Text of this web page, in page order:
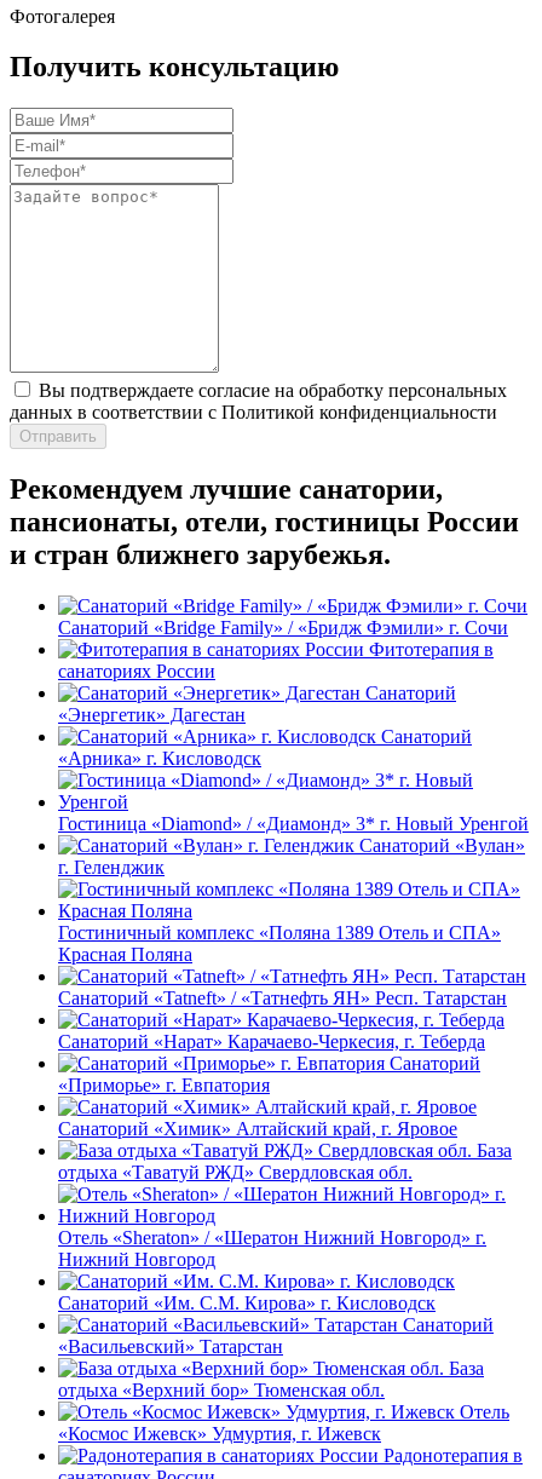
Фотогалерея
Получить консультацию
Вы подтверждаете согласие на обработку персональных
данных в соответствии с Политикой конфиденциальности
Отправить
Рекомендуем лучшие санатории,
пансионаты, отели, гостиницы России
и стран ближнего зарубежья.
Санаторий «Bridge Family» / «Бридж Фэмили» г. Сочи
Фитотерапия в
санаториях России
Санаторий
«Энергетик» Дагестан
Санаторий
«Арника» г. Кисловодск
Гостиница «Diamond» / «Диамонд» 3* г. Новый Уренгой
Санаторий «Вулан»
г. Геленджик
Гостиничный комплекс «Поляна 1389 Отель и СПА»
Красная Поляна
Санаторий «Tatneft» / «Татнефть ЯН» Респ. Татарстан
Санаторий «Нарат» Карачаево-Черкесия, г. Теберда
Санаторий
«Приморье» г. Евпатория
Санаторий «Химик» Алтайский край, г. Яровое
База
отдыха «Таватуй РЖД» Свердловская обл.
Отель «Sheraton» / «Шератон Нижний Новгород» г.
Нижний Новгород
Санаторий «Им. С.М. Кирова» г. Кисловодск
Санаторий
«Васильевский» Татарстан
База
отдыха «Верхний бор» Тюменская обл.
Отель
«Космос Ижевск» Удмуртия, г. Ижевск
Радонотерапия в